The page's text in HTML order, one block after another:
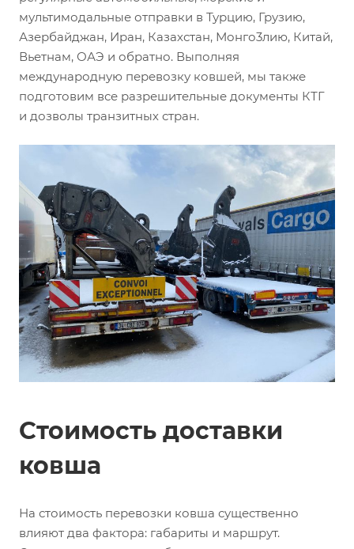
мультимодальные отправки в Турцию, Грузию,
Азербайджан, Иран, Казахстан, Монго3лию, Китай,
Вьетнам, ОАЭ и обратно. Выполняя
международную перевозку ковшей, мы также
подготовим все разрешительные документы КТГ
и дозволы транзитных стран.
Стоимость доставки
ковша
На стоимость перевозки ковша существенно
влияют два фактора: габариты и маршрут.